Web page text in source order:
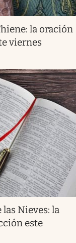
la oración
viernes
las Nieves: la
este